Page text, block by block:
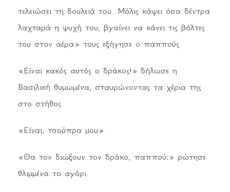
τελειώσει τη δουλειά του. Μόλις κάψει όσα δέντρα
λαχταρά η ψυχή του, βγαίνει να κάνει τις βόλτες
του στον αέρα» τους εξήγησε ο παππούς.
«Είναι κακός αυτός ο δράκος!» δήλωσε η
Βασιλική θυμωμένα, σταυρώνοντας τα χέρια της
στο στήθος.
«Είναι, τσούπρα μου».
«Θα τον διώξουν τον δράκο, παππού;» ρώτησε
θλιμμένα το αγόρι.